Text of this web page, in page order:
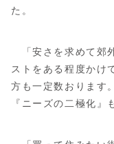
た。
「安さを求めて郊
ストをある程度かけ
方も一定数おります
『ニーズの二極化』